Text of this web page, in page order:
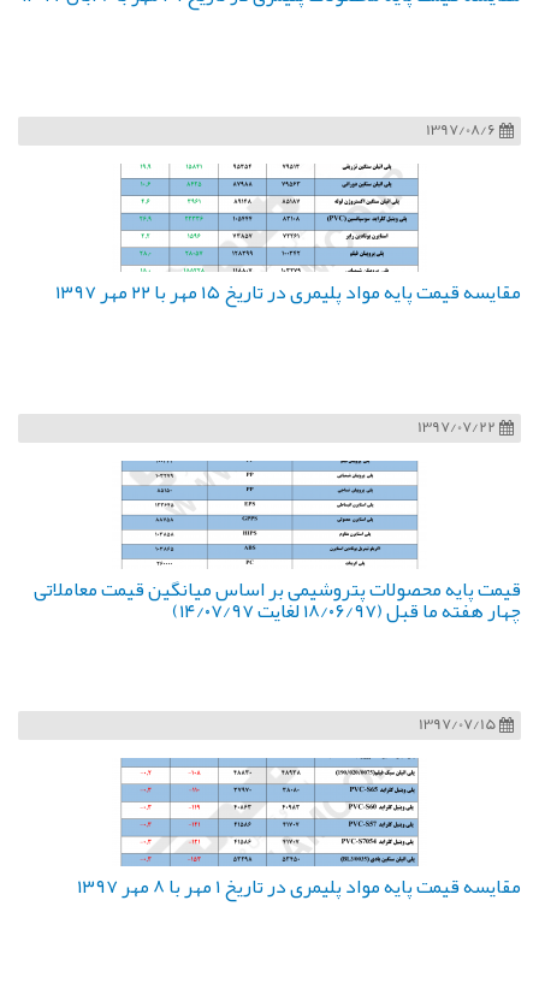
1397/08/6
مقایسه قیمت پایه مواد پلیمری در تاریخ ۱۵ مهر با ۲۲ مهر ۱۳۹۷
1397/07/22
قیمت پایه محصولات پتروشیمی بر اساس میانگین قیمت معاملاتی
چهار هفته ما قبل (۱۸/۰۶/۹۷ لغایت ۱۴/۰۷/۹۷)
1397/07/15
مقایسه قیمت پایه مواد پلیمری در تاریخ ۱ مهر با ۸ مهر ۱۳۹۷